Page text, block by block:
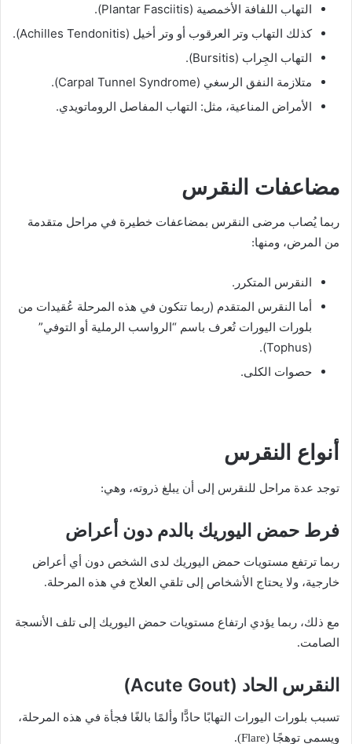
التهاب اللفافة الأخمصية (Plantar Fasciitis).
كذلك التهاب وتر العرقوب أو وتر أخيل (Achilles Tendonitis).
التهاب الجِراب (Bursitis).
متلازمة النفق الرسغي (Carpal Tunnel Syndrome).
الأمراض المناعية، مثل: التهاب المفاصل الروماتويدي.
مضاعفات النقرس
ربما يُصاب مرضى النقرس بمضاعفات خطيرة في مراحل متقدمة
من المرض، ومنها:
النقرس المتكرر.
أما النقرس المتقدم (ربما تتكون في هذه المرحلة عُقيدات من
بلورات اليورات تُعرف باسم “الرواسب الرملية أو التوفي”
(Tophus).
حصوات الكلى.
أنواع النقرس
توجد عدة مراحل للنقرس إلى أن يبلغ ذروته، وهي:
فرط حمض اليوريك بالدم دون أعراض
ربما ترتفع مستويات حمض اليوريك لدى الشخص دون أي أعراض
خارجية، ولا يحتاج الأشخاص إلى تلقي العلاج في هذه المرحلة.
مع ذلك، ربما يؤدي ارتفاع مستويات حمض اليوريك إلى تلف الأنسجة
الصامت.
النقرس الحاد (Acute Gout)
تسبب بلورات اليورات التهابًا حادًّا وألمًا بالغًا فجأة في هذه المرحلة،
ويسمى توهجًا (Flare).